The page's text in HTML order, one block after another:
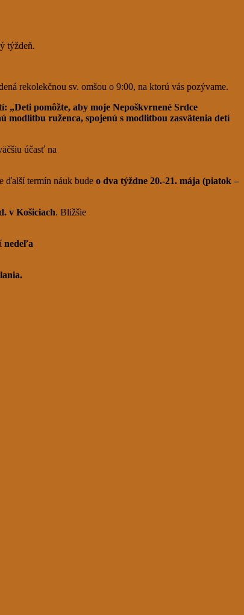
týždeň.
rekolekčnou sv. omšou o 9:00, na ktorú vás pozývame.
„Deti pomôžte, aby moje Nepoškvrnené Srdce
modlitbu ruženca, spojenú s modlitbou zasvätenia detí
účasť na
ďalší termín náuk bude o dva týždne 20.-21. mája (piatok –
v Košiciach. Bližšie
nedeľa